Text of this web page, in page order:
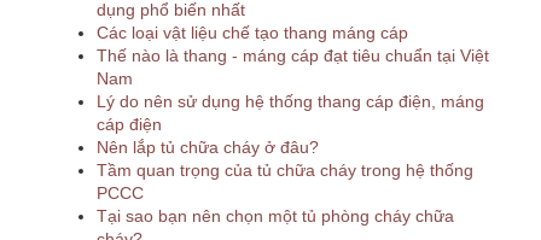
dụng phổ biến nhất
Các loại vật liệu chế tạo thang máng cáp
Thế nào là thang - máng cáp đạt tiêu chuẩn tại Việt
Nam
Lý do nên sử dụng hệ thống thang cáp điện, máng
cáp điện
Nên lắp tủ chữa cháy ở đâu?
Tầm quan trọng của tủ chữa cháy trong hệ thống
PCCC
Tại sao bạn nên chọn một tủ phòng cháy chữa